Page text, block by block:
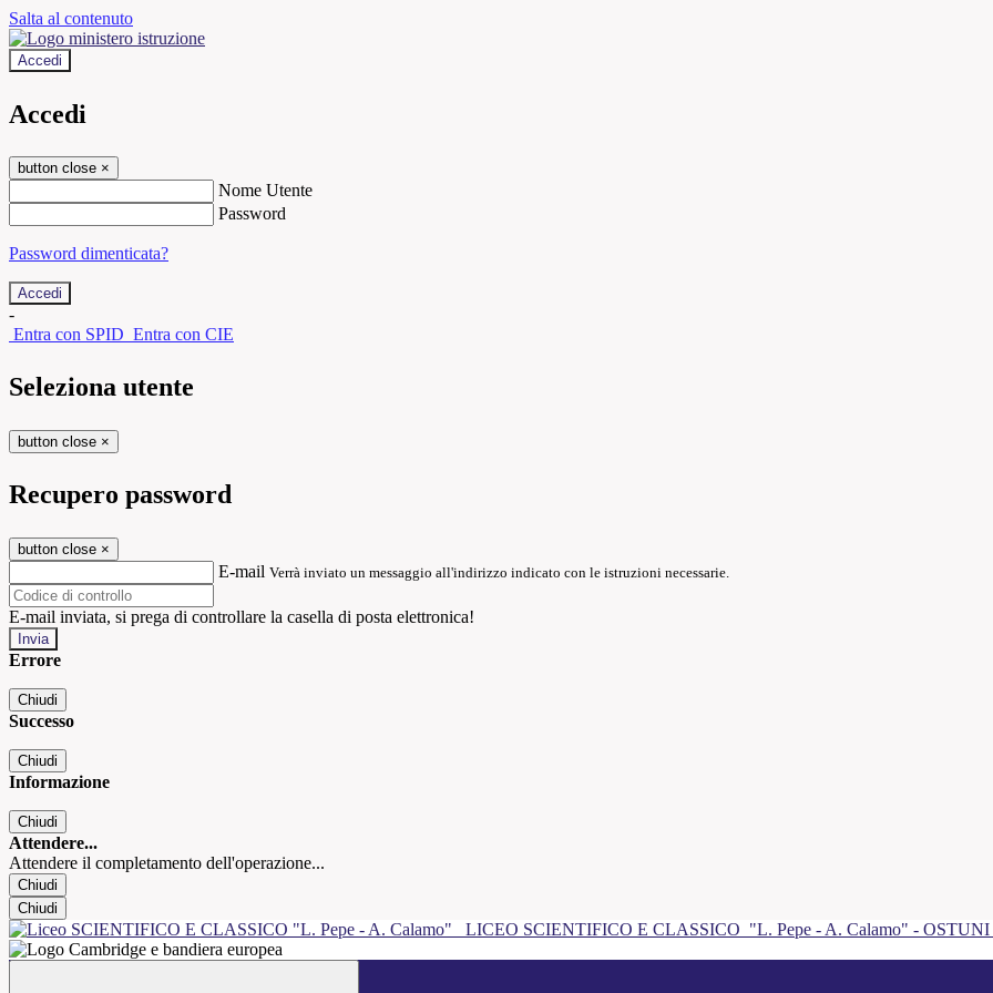
Salta al contenuto
Accedi
Accedi
button close ×
Nome Utente
Password
Password dimenticata?
-
Entra con SPID Entra con CIE
Seleziona utente
button close ×
Recupero password
button close ×
E-mail Verrà inviato un messaggio all'indirizzo indicato con le istruzioni necessarie.
E-mail inviata, si prega di controllare la casella di posta elettronica!
Errore
Chiudi
Successo
Chiudi
Informazione
Chiudi
Attendere...
Attendere il completamento dell'operazione...
Chiudi
Chiudi
LICEO SCIENTIFICO E CLASSICO "L. Pepe - A. Calamo" - OSTUNI